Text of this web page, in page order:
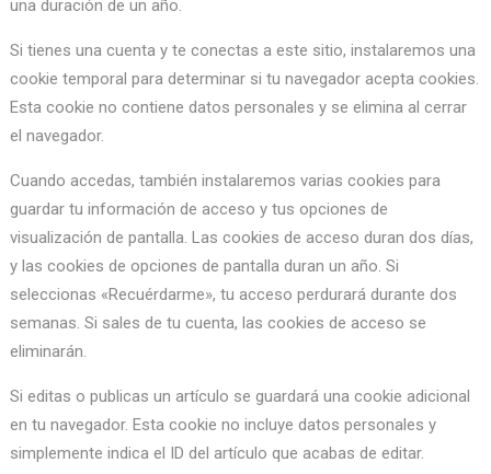
una duración de un año.
Si tienes una cuenta y te conectas a este sitio, instalaremos una
cookie temporal para determinar si tu navegador acepta cookies.
Esta cookie no contiene datos personales y se elimina al cerrar
el navegador.
Cuando accedas, también instalaremos varias cookies para
guardar tu información de acceso y tus opciones de
visualización de pantalla. Las cookies de acceso duran dos días,
y las cookies de opciones de pantalla duran un año. Si
seleccionas «Recuérdarme», tu acceso perdurará durante dos
semanas. Si sales de tu cuenta, las cookies de acceso se
eliminarán.
Si editas o publicas un artículo se guardará una cookie adicional
en tu navegador. Esta cookie no incluye datos personales y
simplemente indica el ID del artículo que acabas de editar.